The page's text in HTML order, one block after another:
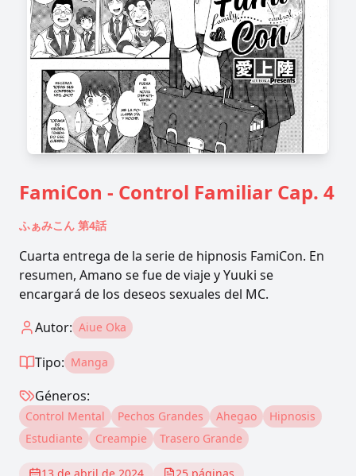
FamiCon - Control Familiar Cap. 4
ふぁみこん 第4話
Cuarta entrega de la serie de hipnosis FamiCon. En
resumen, Amano se fue de viaje y Yuuki se
encargará de los deseos sexuales del MC.
Autor: Aiue Oka
Tipo: Manga
Géneros:
Control Mental Pechos Grandes Ahegao
Hipnosis
Estudiante
Creampie Trasero Grande
13 de abril de 2024 25 páginas